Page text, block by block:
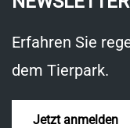
Erfahren Sie
dem Tierpark.
Jetzt anmelden